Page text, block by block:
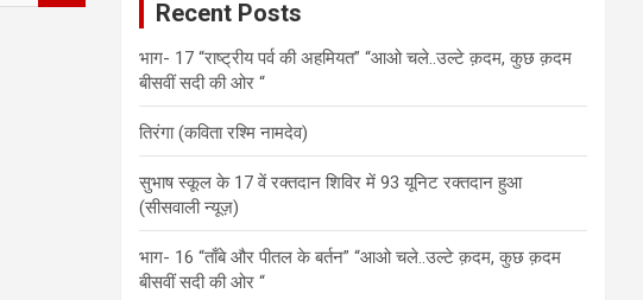
Recent Posts
भाग- 17 “राष्ट्रीय पर्व की अहमियत” “आओ चले..उल्टे क़दम, कुछ क़दम
बीसवीं सदी की ओर “
तिरंगा (कविता रश्मि नामदेव)
सुभाष स्कूल के 17 वें रक्तदान शिविर में 93 यूनिट रक्तदान हुआ
(सीसवाली न्यूज़)
भाग- 16 “ताँबे और पीतल के बर्तन” “आओ चले..उल्टे क़दम, कुछ क़दम
बीसवीं सदी की ओर “